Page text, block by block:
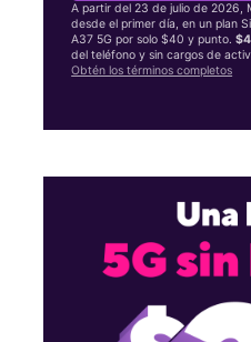
A partir del 23 de julio de 2026,
desde el primer día, en un plan
A37 5G por solo $40 y punto.
del teléfono y sin cargos de
Obtén los términos completos